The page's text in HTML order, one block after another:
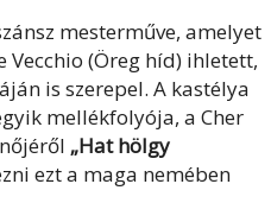
mesterműve, amelyet
(Öreg híd) ihletett,
is szerepel. A kastélya
mellékfolyója, a Cher
„Hat hölgy
ezt a maga nemében